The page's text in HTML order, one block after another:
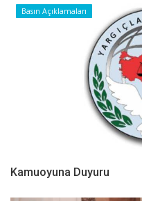
Basın Açıklamaları
Kamuoyuna Duyuru